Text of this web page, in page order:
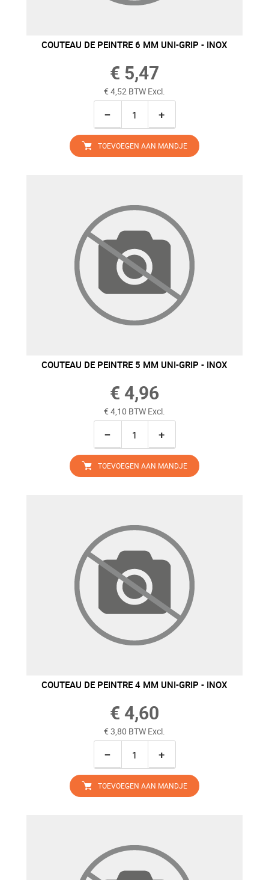
COUTEAU DE PEINTRE 6 MM UNI-GRIP - INOX
€ 5,47
€ 4,52 BTW Excl.
− +
TOEVOEGEN AAN MANDJE
COUTEAU DE PEINTRE 5 MM UNI-GRIP - INOX
€ 4,96
€ 4,10 BTW Excl.
− +
TOEVOEGEN AAN MANDJE
COUTEAU DE PEINTRE 4 MM UNI-GRIP - INOX
€ 4,60
€ 3,80 BTW Excl.
− +
TOEVOEGEN AAN MANDJE